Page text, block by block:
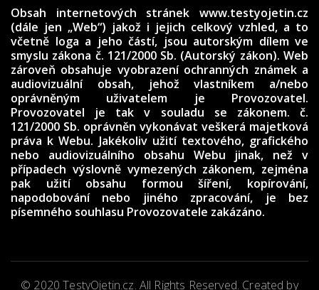
Obsah internetových stránek www.testyojetin.cz
(dále jen „Web“) jakož i jejich celkový vzhled, a to
včetně loga a jeho částí, jsou autorským dílem ve
smyslu zákona č. 121/2000 Sb. (Autorský zákon). Web
zároveň obsahuje vyobrazení ochranných známek a
audiovizuální obsah, jehož vlastníkem a/nebo
oprávněným uživatelem je Provozovatel.
Provozovatel je tak v souladu se zákonem. č.
121/2000 Sb. oprávněn vykonávat veškerá majetková
práva k Webu. Jakékoliv užití textového, grafického
nebo audiovizuálního obsahu Webu jinak, než v
případech výslovně vymezených zákonem, zejména
pak užití obsahu formou šíření, kopírování,
napodobování nebo jiného zpracování, je bez
písemného souhlasu Provozovatele zakázáno.
© 2020 TestyOjetin.cz. All Rights Reserved. Created by